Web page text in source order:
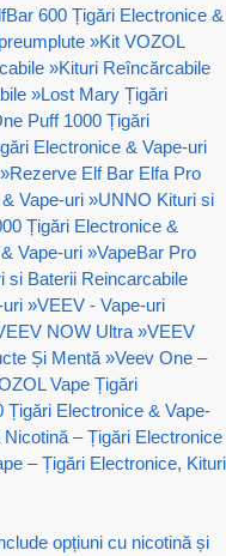
600 Țigări Electronice &
»Kit VOZOL
»Kituri Reîncărcabile
»Lost Mary Țigări
Puff 1000 Țigări
Electronice & Vape-uri
»Rezerve Elf Bar Elfa Pro
Vape-uri »UNNO Kituri si
Țigări Electronice &
Vape-uri »VapeBar Pro
si Baterii Reincarcabile
uri »VEEV - Vape-uri
NOW Ultra »VEEV
Și Mentă »Veev One –
Vape Țigări
Țigări Electronice & Vape-
– Țigări Electronice
– Țigări Electronice, Kituri
opțiuni cu nicotină și